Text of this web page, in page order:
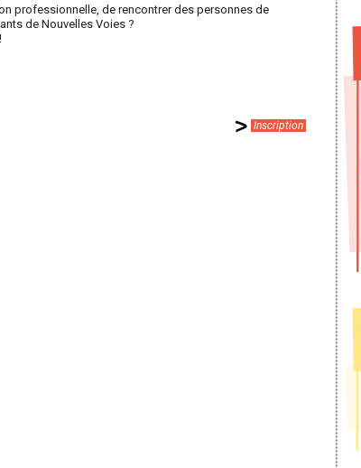
professionnelle, de rencontrer des personnes de
de Nouvelles Voies ?
Inscription